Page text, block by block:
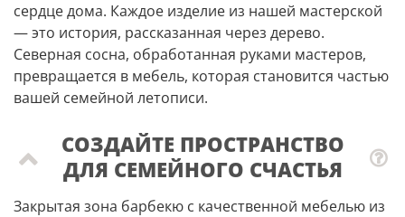
сердце дома. Каждое изделие из нашей мастерской
— это история, рассказанная через дерево.
Северная сосна, обработанная руками мастеров,
превращается в мебель, которая становится частью
вашей семейной летописи.
СОЗДАЙТЕ ПРОСТРАНСТВО
ДЛЯ СЕМЕЙНОГО СЧАСТЬЯ
Закрытая зона барбекю с качественной мебелью из